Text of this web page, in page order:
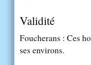
Validité
Foucherans : Ces
ses environs.